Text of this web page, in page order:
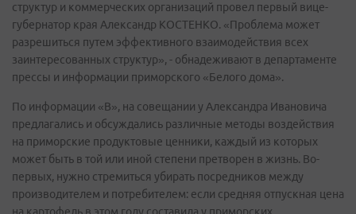
структур и коммерческих организаций провел первый вице-
губернатор края Александр КОСТЕНКО. «Проблема может
разрешиться путем эффективного взаимодействия всех
заинтересованных структур», - обнадеживают в департаменте
прессы и информации приморского «Белого дома».
По информации «В», на совещании у Александра Ивановича
предлагались и обсуждались различные методы воздействия
на приморские продуктовые ценники, каждый из которых
может быть в той или иной степени претворен в жизнь. Во-
первых, нужно стремиться убирать посредников между
производителем и потребителем: если средняя отпускная цена